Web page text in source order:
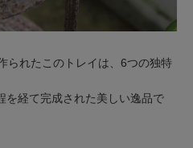
られたこのトレイは、6つの独特
を経て完成された美しい逸品で